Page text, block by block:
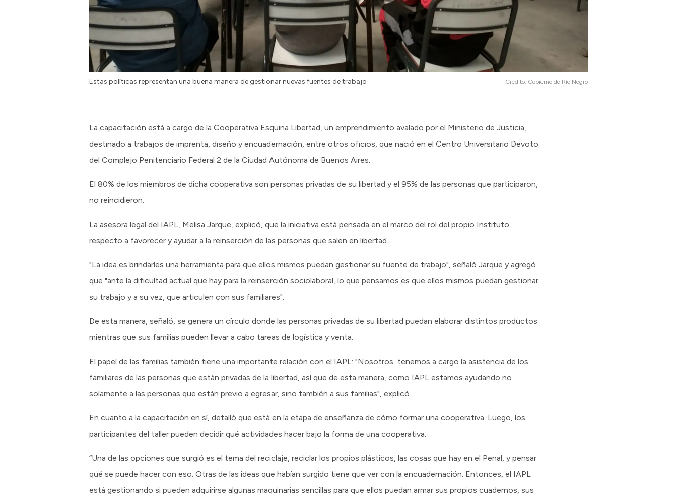
Estas políticas representan una buena manera de gestionar nuevas fuentes de trabajo Crédito: Gobierno de Río Negro
La capacitación está a cargo de la Cooperativa Esquina Libertad, un emprendimiento avalado por el Ministerio de Justicia,
destinado a trabajos de imprenta, diseño y encuadernación, entre otros oficios, que nació en el Centro Universitario Devoto
del Complejo Penitenciario Federal 2 de la Ciudad Autónoma de Buenos Aires.
El 80% de los miembros de dicha cooperativa son personas privadas de su libertad y el 95% de las personas que participaron,
no reincidieron.
La asesora legal del IAPL, Melisa Jarque, explicó, que la iniciativa está pensada en el marco del rol del propio Instituto
respecto a favorecer y ayudar a la reinserción de las personas que salen en libertad.
"La idea es brindarles una herramienta para que ellos mismos puedan gestionar su fuente de trabajo", señaló Jarque y agregó
que "ante la dificultad actual que hay para la reinserción sociolaboral, lo que pensamos es que ellos mismos puedan gestionar
su trabajo y a su vez, que articulen con sus familiares".
De esta manera, señaló, se genera un círculo donde las personas privadas de su libertad puedan elaborar distintos productos
mientras que sus familias pueden llevar a cabo tareas de logística y venta.
El papel de las familias también tiene una importante relación con el IAPL: "Nosotros tenemos a cargo la asistencia de los
familiares de las personas que están privadas de la libertad, así que de esta manera, como IAPL estamos ayudando no
solamente a las personas que están previo a egresar, sino también a sus familias", explicó.
En cuanto a la capacitación en sí, detalló que está en la etapa de enseñanza de cómo formar una cooperativa. Luego, los
participantes del taller pueden decidir qué actividades hacer bajo la forma de una cooperativa.
“Una de las opciones que surgió es el tema del reciclaje, reciclar los propios plásticos, las cosas que hay en el Penal, y pensar
qué se puede hacer con eso. Otras de las ideas que habían surgido tiene que ver con la encuadernación. Entonces, el IAPL
está gestionando si pueden adquirirse algunas maquinarias sencillas para que ellos puedan armar sus propios cuadernos, sus